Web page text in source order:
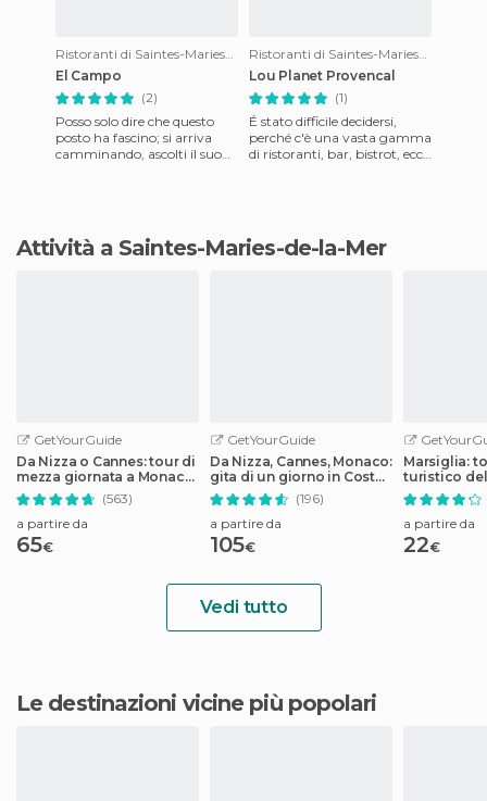
Ristoranti di Saintes-Maries-de-la-Mer
El Campo
(2)
Posso solo dire che questo
posto ha fascino; si arriva
camminando, ascolti il suono
Ristoranti di Saintes-Maries-de-la-Mer
Lou Planet Provencal
(1)
É stato difficile decidersi,
perché c'è una vasta gamma
di ristoranti, bar, bistrot, ecc,
Attività a Saintes-Maries-de-la-Mer
GetYourGuide
Da Nizza o Cannes: tour di
mezza giornata a Monaco,
Monte Carlo ed Eze
(563)
a partire da
65€
GetYourGuide
Da Nizza, Cannes, Monaco:
gita di un giorno in Costa
Azzurra
(196)
a partire da
105€
Marsiglia:
turistico
Colorbüs
a partire da
22€
Vedi tutto
Le destinazioni vicine più popolari